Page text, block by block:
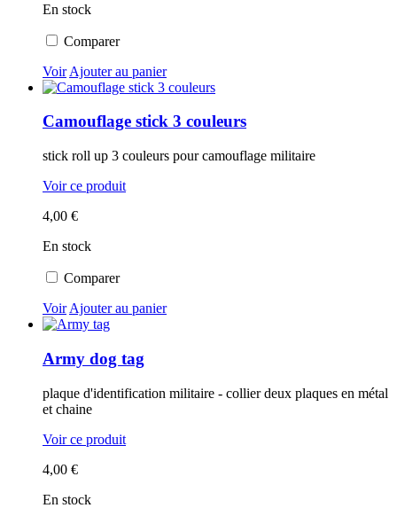
En stock
Comparer
Voir Ajouter au panier
Camouflage stick 3 couleurs
stick roll up 3 couleurs pour camouflage militaire
Voir ce produit
4,00 €
En stock
Comparer
Voir Ajouter au panier
Army dog tag
plaque d'identification militaire - collier deux plaques en métal
et chaine
Voir ce produit
4,00 €
En stock